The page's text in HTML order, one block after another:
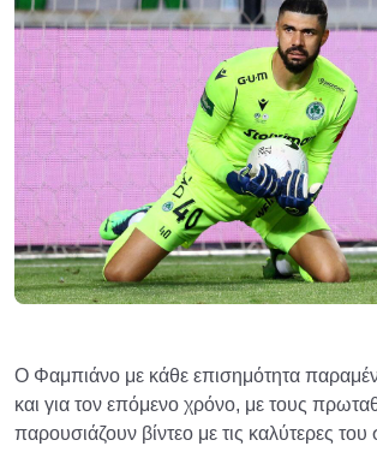
Ο Φαμπιάνο με κάθε επισημότητα
και για τον επόμενο χρόνο, με τους
παρουσιάζουν βίντεο με τις καλύτερες